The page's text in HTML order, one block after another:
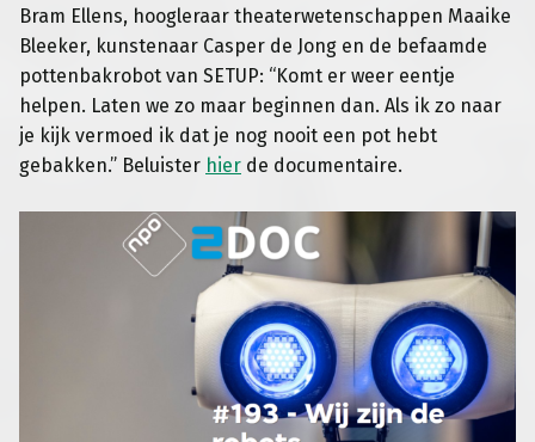
Bram Ellens, hoogleraar theaterwetenschappen Maaike
Bleeker, kunstenaar Casper de Jong en de befaamde
pottenbakrobot van SETUP: “Komt er weer eentje
helpen. Laten we zo maar beginnen dan. Als ik zo naar
je kijk vermoed ik dat je nog nooit een pot hebt
gebakken.” Beluister hier de documentaire.